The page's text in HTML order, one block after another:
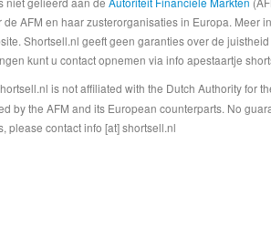
AFM en haar zusterorganisaties in Europa.
Shortsell.nl geeft geen garanties over de
kunt u contact opnemen via info apestaartje
is not affiliated with the Dutch Authority for
by the AFM and its European counterparts. No
please contact info [at] shortsell.nl